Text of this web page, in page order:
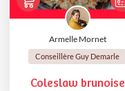
Armelle Mornet
Conseillère Guy Demarle
Coleslaw brunoise